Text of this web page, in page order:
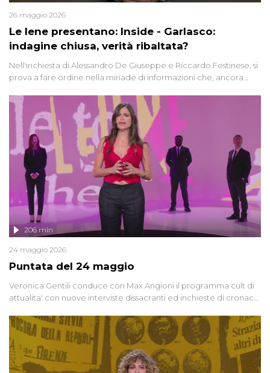
Le Iene presentano: Inside - Garlasco:
indagine chiusa, verità ribaltata?
26 maggio 2026
Nell'inchiesta di Alessandro De Giuseppe e Riccardo Festinese, si
prova a fare ordine nella miriade di informazioni che, ancora
giudiziarie più discusse degli ultimi anni. Lo speciale ricostruisce la
vicenda mettendo in fila testimonianze, errori, dettagli
controversi e i protagonisti di un'indagine che sembra non avere
fine.
Puntata del 24 maggio
206 min
24 maggio 2026
Veronica Gentili conduce con Max Angioni il programma cult di
attualita' con nuove interviste dissacranti ed inchieste di cronaca